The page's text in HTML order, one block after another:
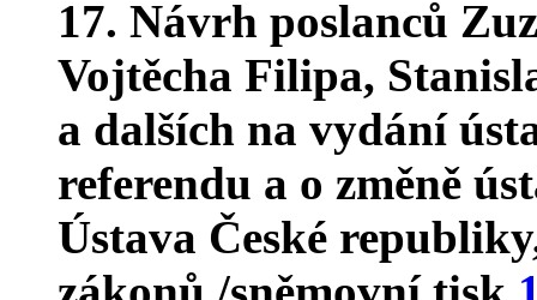
17. Návrh poslanců
Vojtěcha Filipa,
a dalších na vydání
referendu a o změně
Ústava České